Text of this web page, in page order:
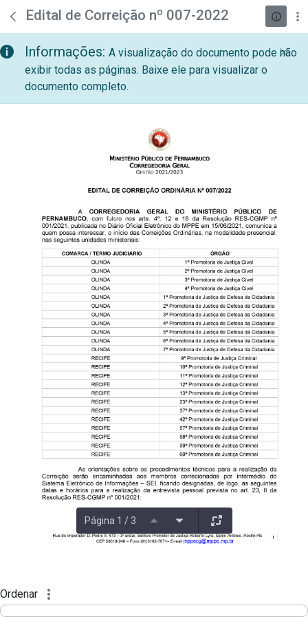
Pular para o Conteúdo principal
teste descricao
Edital de Correição nº 007-2022
Informações: A visualização do documento pode não
exibir todas as páginas. Baixe ele para visualizar o
documento completo.
Página 1 / 3
Ordenar